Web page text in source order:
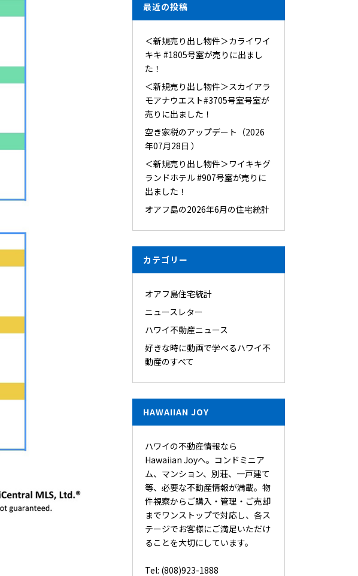
最近の投稿
＜新規売り出し物件＞カライワイ
キキ #1805号室が売りに出まし
た！
＜新規売り出し物件＞スカイアラ
モアナウエスト#3705号室号室が
売りに出ました！
空き家税のアップデート（2026
年07月28日 ）
＜新規売り出し物件＞ワイキキグ
ランドホテル #907号室が売りに
出ました！
オアフ島の2026年6月の住宅統計
カテゴリー
オアフ島住宅統計
ニュースレター
ハワイ不動産ニュース
好きな時に動画で学べるハワイ不
動産のすべて
HAWAIIAN JOY
ハワイの不動産情報なら
Hawaiian Joyへ。コンドミニア
ム、マンション、別荘、一戸建て
等、必要な不動産情報が満載。物
件視察からご購入・管理・ご売却
までワンストップで対応し、各ス
テージでお客様にご満足いただけ
ることを大切にしています。
Tel: (808)923-1888